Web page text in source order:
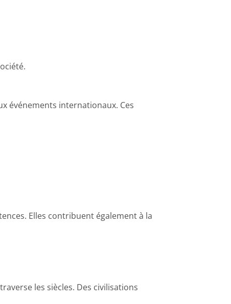
événements internationaux. Ces
Elles contribuent également à la
les siècles. Des civilisations